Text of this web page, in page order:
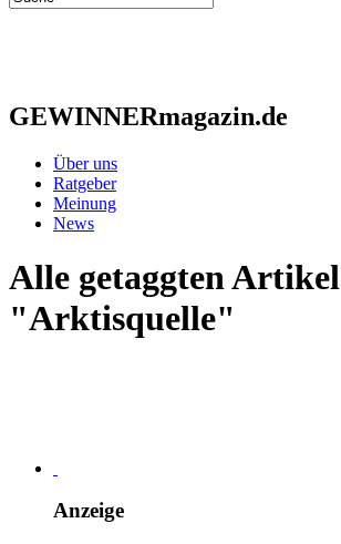
GEWINNERmagazin.de
Über uns
Ratgeber
Meinung
News
Alle getaggten Artikel
"Arktisquelle"
Anzeige